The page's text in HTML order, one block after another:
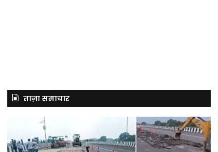
ताज़ा समाचार